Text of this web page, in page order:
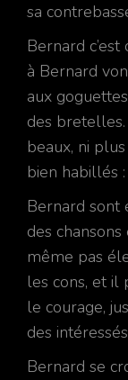
sa
Bernard
à Bernard
aux
des bretelles.
beaux, ni
bien habillés :
Bernard sont
des
même pas
les cons, et il
le courage,
des
Bernard se